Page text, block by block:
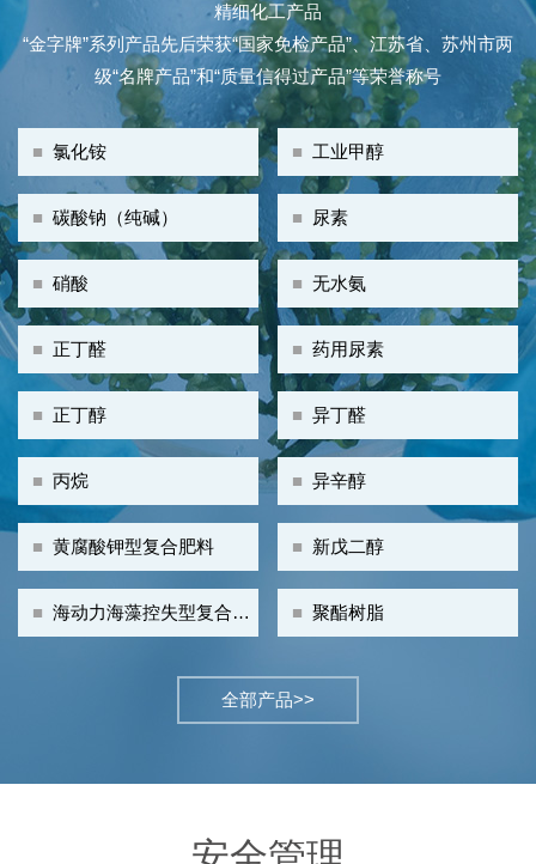
精细化工产品
“金字牌”系列产品先后荣获“国家免检产品”、江苏省、苏州市两
级“名牌产品”和“质量信得过产品”等荣誉称号
■ 工业甲醇
■ 氯化铵
■ 尿素
■ 碳酸钠（纯碱）
■无水氨
■ 硝酸
■药用尿素
■ 正丁醛
■异丁醛
■ 正丁醇
■异辛醇
■ 丙烷
■ 新戊二醇
■ 黄腐酸钾型复合肥料
■聚酯树脂
■ 海动力海藻控失型复合肥
全部产品>>